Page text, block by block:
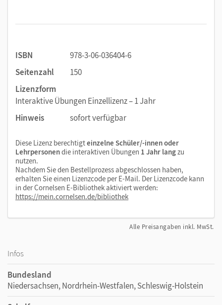
ISBN
978-3-06-036404-6
Seitenzahl
150
Lizenzform
Interaktive Übungen Einzellizenz – 1 Jahr
Hinweis
sofort verfügbar
Diese Lizenz berechtigteinzelne Schüler/-innen oder
Lehrpersonendie interaktiven Übungen 1 Jahr langzu
nutzen.
Nachdem Sie den Bestellprozess abgeschlossen haben,
erhalten Sie einen Lizenzcode per E-Mail. Der Lizenzcode kann
in der Cornelsen E-Bibliothek aktiviert werden:
https://mein.cornelsen.de/bibliothek
Alle Preisangaben inkl. MwSt.
Infos
Bundesland
Niedersachsen, Nordrhein-Westfalen, Schleswig-Holstein